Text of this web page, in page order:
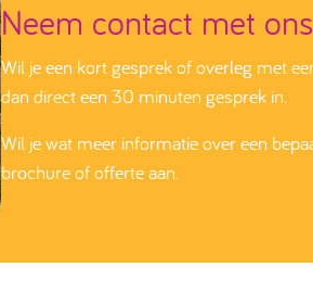
Neem contact met
Wil je een kort gesprek of overleg met
dan direct een 30 minuten gesprek in.
Wil je wat meer informatie over een
brochure of offerte aan.